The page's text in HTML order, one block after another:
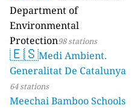
Department of
Environmental
Protection98 stations
🇪🇸Medi Ambient.
Generalitat De Catalunya
64 stations
Meechai Bamboo Schools